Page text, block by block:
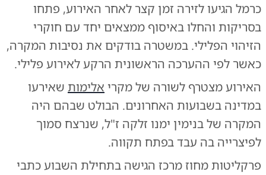
כרמל הגיעו לזירה זמן קצר לאחר האירוע, פתחו
בסריקות והחלו באיסוף ממצאים יחד עם חוקרי
הזיהוי הפלילי. במשטרה בודקים את נסיבות המקרה,
כאשר לפי ההערכה הראשונית הרקע לאירוע פלילי.
האירוע מצטרף לשורה של מקרי אלימות שאירעו
במדינה בשבועות האחרונים. הבולט שבהם היה
המקרה של בנימין ימנו זלקה ז"ל, שנרצח סמוך
לפיצרייה בה עבד בפתח תקווה.
פרקליטות מחוז מרכז הגישה בתחילת השבוע כתבי